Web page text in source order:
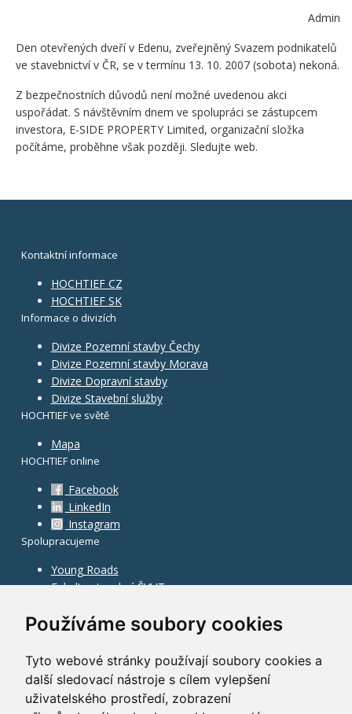
Používáme soubory cookies
Tyto webové stránky používají soubory cookies a
další sledovací nástroje s cílem vylepšení
uživatelského prostředí, zobrazení
Admin
Den otevřených dveří v Edenu, zveřejněný Svazem podnikatelů
ve stavebnictví v ČR, se v termínu 13. 10. 2007 (sobota) nekoná.
Z bezpečnostních důvodů není možné uvedenou akci
uspořádat. S návštěvním dnem ve spolupráci se zástupcem
investora, E-SIDE PROPERTY Limited, organizační složka
počítáme, proběhne však později. Sledujte web.
Kontaktní informace
HOCHTIEF CZ
HOCHTIEF SK
Informace o divizích
Divize Pozemní stavby Čechy
Divize Pozemní stavby Morava
Divize Dopravní stavby
Divize Stavební služby
HOCHTIEF ve světě
Mapa
HOCHTIEF online
Facebook
LinkedIn
Instagram
Spolupracujeme
Young Roads
Fakulta stavební ČVUT